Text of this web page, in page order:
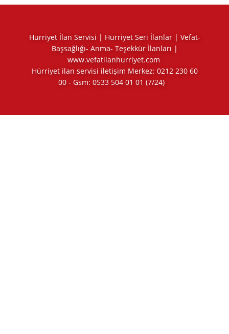
Hürriyet İlan Servisi | Hürriyet Seri İlanlar | Vefat-
Başsağlığı- Anma- Teşekkür İlanları |
www.vefatilanhurriyet.com
Hürriyet ilan servisi iletişim Merkez: 0212 230 60
00 - Gsm: 0533 504 01 01 (7/24)